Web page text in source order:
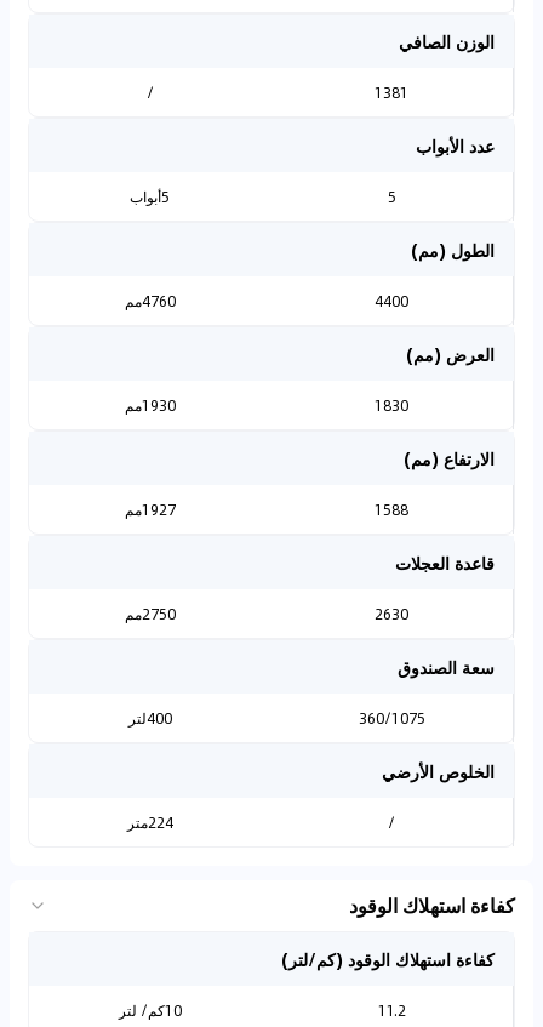
الوزن الصافي
1381
/
عدد الأبواب
5 5أبواب
الطول (مم)
4400 4760مم
العرض (مم)
1830 1930مم
الارتفاع (مم)
1588 1927مم
قاعدة العجلات
2630 2750مم
سعة الصندوق
360/1075 400لتر
الخلوص الأرضي
/ 224متر
كفاءة استهلاك الوقود
كفاءة استهلاك الوقود (كم/لتر)
11.2 10كم/ لتر